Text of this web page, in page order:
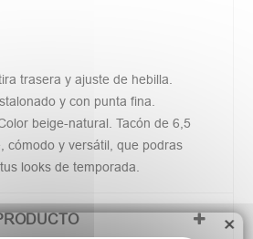
trasera y ajuste de hebilla.
y con punta fina.
beige-natural. Tacón de 6,5
cómodo y versátil, que podras
looks de temporada.
×